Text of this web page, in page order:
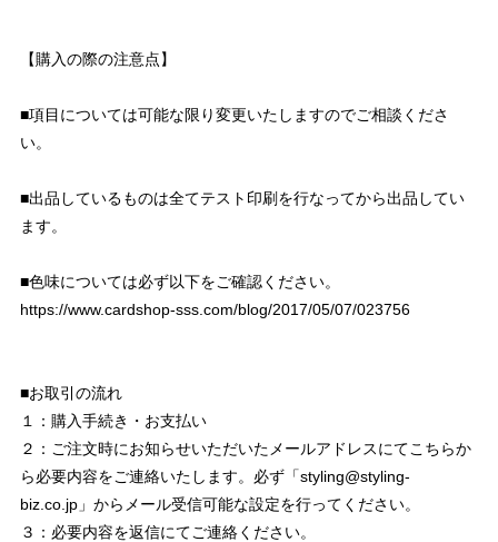
【購入の際の注意点】
■項目については可能な限り変更いたしますのでご相談くださ
い。
■出品しているものは全てテスト印刷を行なってから出品してい
ます。
■色味については必ず以下をご確認ください。
https://www.cardshop-sss.com/blog/2017/05/07/023756
■お取引の流れ
１：購入手続き・お支払い
２：ご注文時にお知らせいただいたメールアドレスにてこちらか
ら必要内容をご連絡いたします。必ず「styling@styling-
biz.co.jp 」からメール受信可能な設定を行ってください。
３：必要内容を返信にてご連絡ください。